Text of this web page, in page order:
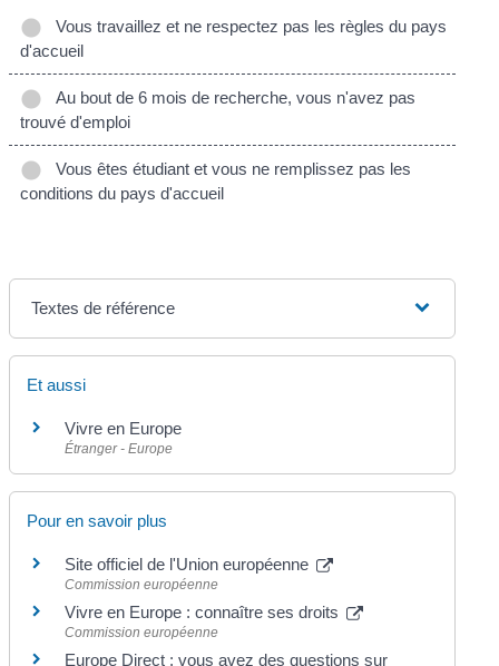
Vous travaillez et ne respectez pas les règles du pays
d'accueil
Au bout de 6 mois de recherche, vous n'avez pas
trouvé d'emploi
Vous êtes étudiant et vous ne remplissez pas les
conditions du pays d'accueil
Textes de référence
Et aussi
Vivre en Europe
Étranger - Europe
Pour en savoir plus
Site officiel de l'Union européenne
Commission européenne
Vivre en Europe : connaître ses droits
Commission européenne
Europe Direct : vous avez des questions sur